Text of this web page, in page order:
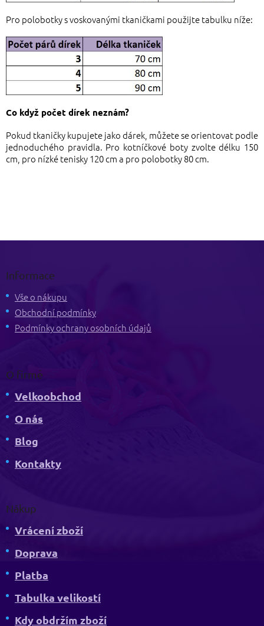
Pro polobotky s voskovanými tkaničkami použijte tabulku níže:
Co když počet dírek neznám?
Pokud tkaničky kupujete jako dárek, můžete se orientovat podle
jednoduchého pravidla. Pro kotníčkové boty zvolte délku 150
cm, pro nízké tenisky 120 cm a pro polobotky 80 cm.
Informace
Vše o nákupu
Obchodní podmínky
Podmínky ochrany osobních údajů
O firmě
Velkoobchod
O nás
Blog
Kontakty
Nákup
Vrácení zboží
Doprava
Platba
Tabulka velikostí
Kdy obdržím zboží